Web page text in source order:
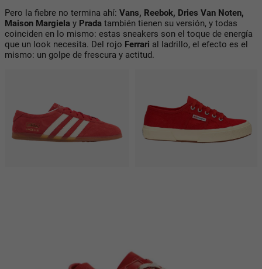
Pero la fiebre no termina ahí: Vans, Reebok, Dries Van Noten,
Maison Margiela y Prada también tienen su versión, y todas
coinciden en lo mismo: estas sneakers son el toque de energía
que un look necesita. Del rojo Ferrari al ladrillo, el efecto es el
mismo: un golpe de frescura y actitud.